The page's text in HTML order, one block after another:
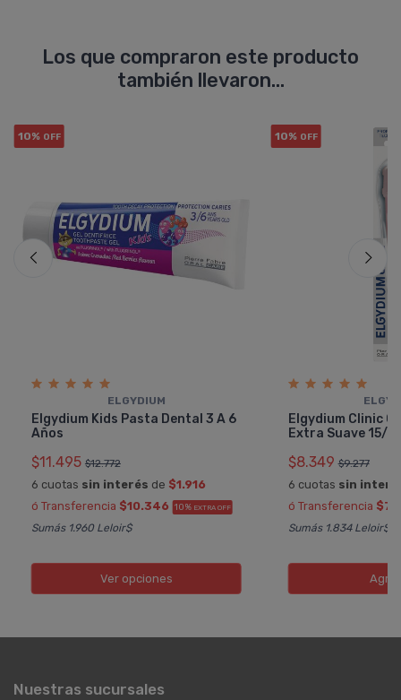
Los que compraron este producto
también llevaron...
10% OFF
ELGYDIUM
Elgydium Kids Pasta Dental 3 A 6
Años
$11.495 $12.772
6 cuotas sin interés de $1.916
ó Transferencia $10.346 10% EXTRA OFF
Sumás 1.960 Leloir$
Ver opciones
10% OFF
Elgydium Clinic
Extra Suave 15/
$8.349 $9.277
6 cuotas sin
ó Transferencia
Sumás 1.834 Leloir$
Nuestras sucursales